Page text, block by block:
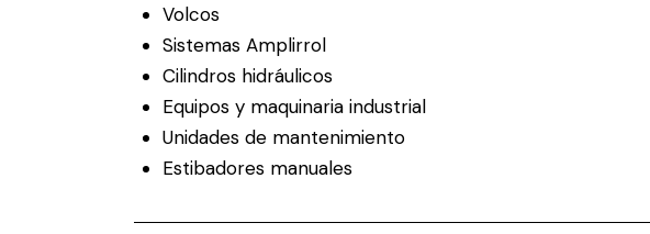
Volcos
Sistemas Amplirrol
Cilindros hidráulicos
Equipos y maquinaria industrial
Unidades de mantenimiento
Estibadores manuales